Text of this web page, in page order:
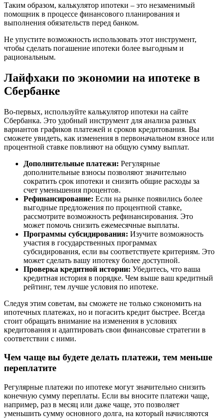
Таким образом, калькулятор ипотеки – это незаменимый
помощник в процессе финансового планирования и
выполнения обязательств перед банком.
Не упустите возможность использовать этот инструмент,
чтобы сделать погашение ипотеки более выгодным и
рациональным.
Лайфхаки по экономии на ипотеке в
Сбербанке
Во-первых, используйте калькулятор ипотеки на сайте
Сбербанка. Это удобный инструмент для анализа разных
вариантов графиков платежей и сроков кредитования. Вы
сможете увидеть, как изменения в первоначальном взносе или
процентной ставке повлияют на общую сумму выплат.
Дополнительные платежи: Регулярные
дополнительные взносы позволяют значительно
сократить срок ипотеки и снизить общие расходы за
счет уменьшения процентов.
Рефинансирование: Если на рынке появились более
выгодные предложения по процентной ставке,
рассмотрите возможность рефинансирования. Это
может помочь снизить ежемесячные выплаты.
Программы субсидирования: Изучите возможность
участия в государственных программах
субсидирования, если вы соответствуете критериям. Это
может сделать вашу ипотеку более доступной.
Проверка кредитной истории: Убедитесь, что ваша
кредитная история в порядке. Чем выше ваш кредитный
рейтинг, тем лучше условия по ипотеке.
Следуя этим советам, вы сможете не только сэкономить на
ипотечных платежах, но и погасить кредит быстрее. Всегда
стоит обращать внимание на изменения в условиях
кредитования и адаптировать свои финансовые стратегии в
соответствии с ними.
Чем чаще вы будете делать платежи, тем меньше
переплатите
Регулярные платежи по ипотеке могут значительно снизить
конечную сумму переплаты. Если вы вносите платежи чаще,
например, раз в месяц или даже чаще, это позволяет
уменьшить сумму основного долга, на который начисляются